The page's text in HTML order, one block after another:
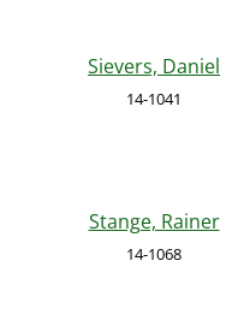
Sievers, Daniel
14-1041
Stange, Rainer
14-1068